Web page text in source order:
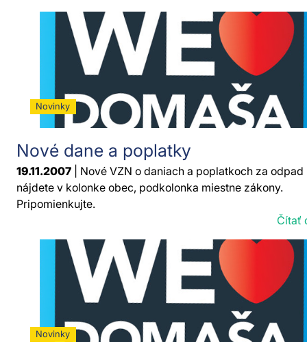
Novinky
Nové dane a poplatky
19.11.2007 | Nové VZN o daniach a poplatkoch za odpad
nájdete v kolonke obec, podkolonka miestne zákony.
Pripomienkujte.
Čítať
Novinky